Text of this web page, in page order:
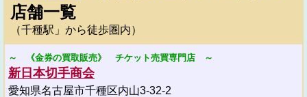
店舗一覧
（千種駅」から徒歩圏内）
～ 《金券の買取販売》 チケット売買専門店 ～
新日本切手商会
愛知県名古屋市千種区内山3-32-2